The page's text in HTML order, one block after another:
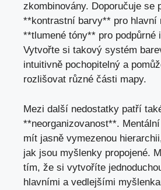
zkombinovány. Doporučuje se
**kontrastní barvy** pro hlavní
**tlumené tóny** pro podpůrné
Vytvořte si takový systém
intuitivně pochopitelný a
rozlišovat různé části mapy.
Mezi další nedostatky patří
**neorganizovanost**.
mít jasně vymezenou
jak jsou myšlenky propojené.
tím, že si vytvoříte
hlavními a vedlejšími